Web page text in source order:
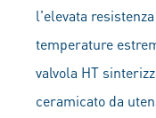
l'elevata
temperature
valvola HT
ceramicato da